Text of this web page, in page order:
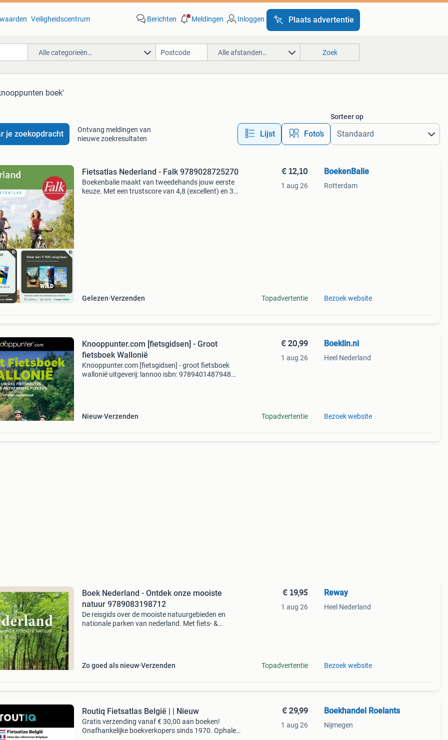
Veiligheidscentrum Berichten Meldingen Inloggen Plaats advertentie
Alle categorieën… Alle afstanden… Zoek
boek'
je zoekopdracht
Ontvang meldingen van
nieuwe zoekresultaten
Lijst Foto’s
Sorteer op
prijs
Fietsatlas Nederland - Falk 9789028725270
Boekenbalie maakt van tweedehands jouw eerste
keuze. Met een trustscore van 4,8 (excellent) en 30
Gelezen Verzenden
€ 12,10
1 aug 26
Topadvertentie
BoekenBalie
Rotterdam
Bezoek website
Knooppunter.com [fietsgidsen] - Groot
fietsboek Wallonië
Knooppunter.com [fietsgidsen] - groot fietsboek
wallonië uitgeverij: lannoo isbn: 9789401487948
Nieuw Verzenden
€ 20,99
1 aug 26
Topadvertentie
Boeklin.nl
Heel Nederland
Bezoek website
Boek Nederland - Ontdek onze mooiste
natuur 9789083198712
De reisgids over de mooiste natuurgebieden en
nationale parken van nederland. Met fiets- &
Zo goed als nieuw Verzenden
€ 19,95
1 aug 26
Topadvertentie
Reway
Heel Nederland
Bezoek website
Routiq Fietsatlas België | | Nieuw
Gratis verzending vanaf € 30,00 aan boeken!
Onafhankelijke boekverkopers sinds 1970. Ophalen
€ 29,99
1 aug 26
Boekhandel Roelants
Nijmegen